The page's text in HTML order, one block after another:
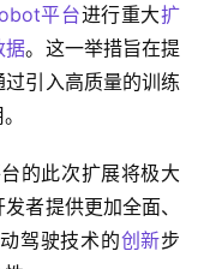
平台进行重大扩
据。这一举措旨在提
过引入高质量的训练
的此次扩展将极大
者提供更加全面、
驾驶技术的创新步